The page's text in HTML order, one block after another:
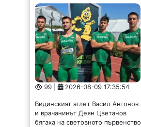
99 | 2026-08-09 17:35:54
Видинският атлет Васил Антонов
и врачанинът Деян Цветанов
бягаха на световното първенство